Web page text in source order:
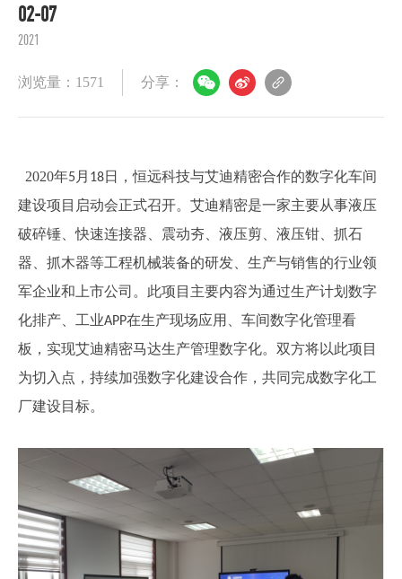
02-07
2021
浏览量：1571 分享：
2020年5月 18日，恒远科技与艾迪精密合作的数字化车间
建设项目启动会正式召开。艾迪精密是一家主要从事液压
破碎锤、快速连接器、震动夯、液压剪、液压钳、抓石
器、抓木器等工程机械装备的研发、生产与销售的行业领
军企业和上市公司。此项目主要内容为通过生产计划数字
化排产、工业APP在生产现场应用、车间数字化管理看
板，实现艾迪精密马达生产管理数字化。双方将以此项目
为切入点，持续加强数字化建设合作，共同完成数字化工
厂建设目标。